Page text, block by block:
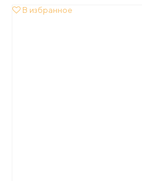
В избранное